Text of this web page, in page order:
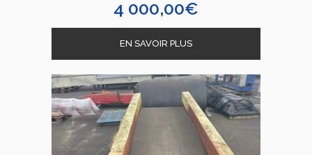
4 000,00€
EN SAVOIR PLUS